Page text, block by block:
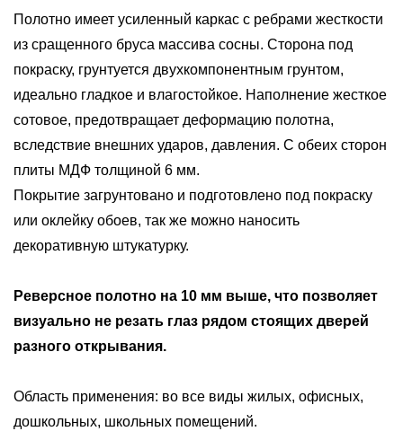
Полотно имеет усиленный каркас с ребрами жесткости
из сращенного бруса массива сосны. Сторона под
покраску, грунтуется двухкомпонентным грунтом,
идеально гладкое и влагостойкое. Наполнение жесткое
сотовое, предотвращает деформацию полотна,
вследствие внешних ударов, давления. С обеих сторон
плиты МДФ толщиной 6 мм.
Покрытие загрунтовано и подготовлено под покраску
или оклейку обоев, так же можно наносить
декоративную штукатурку.
Реверсное полотно на 10 мм выше, что позволяет
визуально не резать глаз рядом стоящих дверей
разного открывания.
Область применения: во все виды жилых, офисных,
дошкольных, школьных помещений.